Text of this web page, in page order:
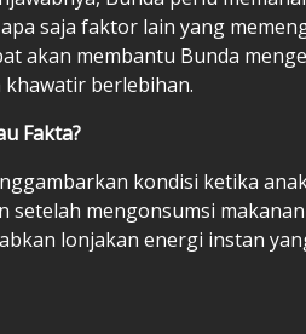
saja faktor lain yang
akan membantu Bunda
berlebihan.
Fakta?
kondisi ketika
setelah mengonsumsi
lonjakan energi instan